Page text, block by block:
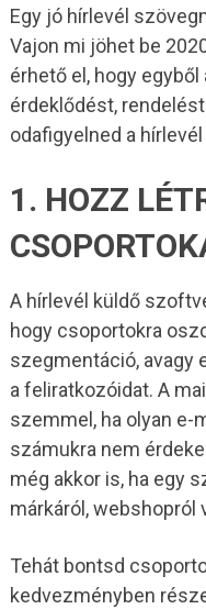
Egy jó hírlevél
Vajon mi jöhet be
érhető el, hogy
érdeklődést,
odafigyelned a
1. HOZZ
A hírlevél küldő
hogy csoportokra
szegmentáció, avagy
a feliratkozóidat. A
szemmel, ha olyan e-
számukra nem
még akkor is, ha egy
márkáról, webshopról
Tehát bontsd
kedvezményben